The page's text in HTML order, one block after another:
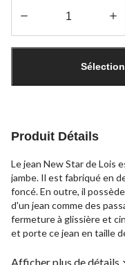
jour
Produit Détails
Le jean New Star de Lois
jambe. Il est fabriqué en
foncé. En outre, il
d'un jean comme des
fermeture à glissière et
et porte ce jean en taille
Afficher plus de détails